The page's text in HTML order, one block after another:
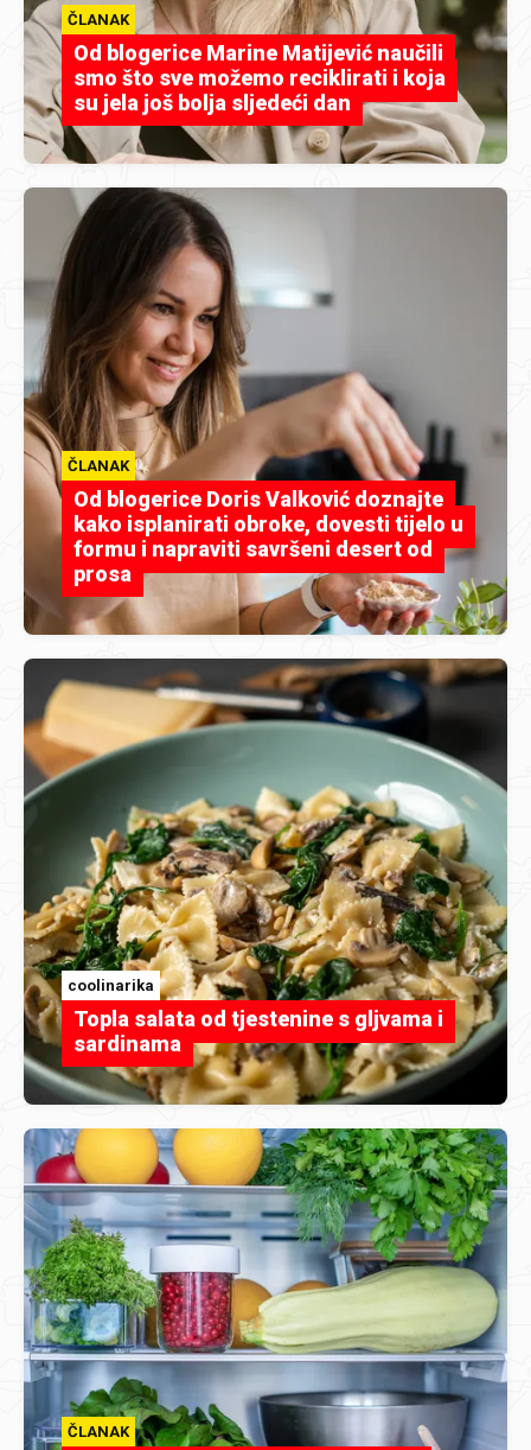
ČLANAK
Od blogerice Marine Matijević naučili
smo što sve možemo reciklirati i koja
su jela još bolja sljedeći dan
ČLANAK
Od blogerice Doris Valković doznajte
kako isplanirati obroke, dovesti tijelo u
formu i napraviti savršeni desert od
prosa
coolinarika
Topla salata od tjestenine s gljvama i
sardinama
ČLANAK